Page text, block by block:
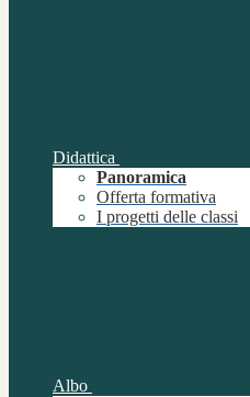
Didattica
Panoramica
Offerta formativa
I progetti delle classi
Albo